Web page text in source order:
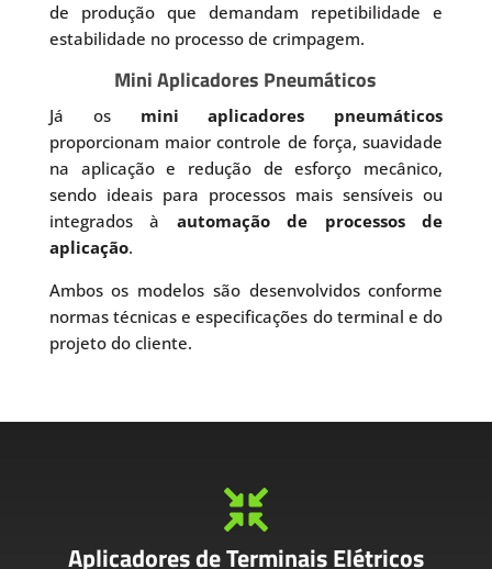
de produção que demandam repetibilidade e
estabilidade no processo de crimpagem.
Mini Aplicadores Pneumáticos
Já os mini aplicadores pneumáticos
proporcionam maior controle de força, suavidade
na aplicação e redução de esforço mecânico,
sendo ideais para processos mais sensíveis ou
integrados à automação de processos de
aplicação.
Ambos os modelos são desenvolvidos conforme
normas técnicas e especificações do terminal e do
projeto do cliente.

Aplicadores de Terminais Elétricos